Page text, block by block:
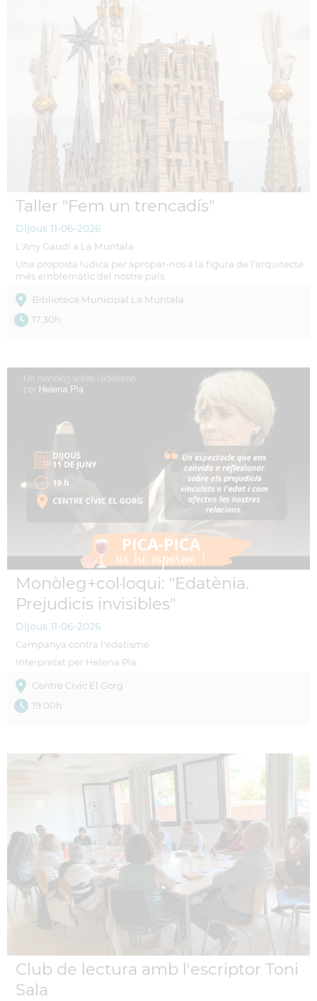
Taller "Fem un trencadís"
Dijous 11-06-2026
L'Any Gaudí a La Muntala
Una proposta lúdica per apropar-nos a la figura de l’arquitecte
més emblemàtic del nostre país.
Biblioteca Municipal La Muntala
17:30h
Monòleg+col·loqui: "Edatènia.
Prejudicis invisibles"
Dijous 11-06-2026
Campanya contra l'edatisme
Interpretat per Helena Pla.
Centre Cívic El Gorg
19:00h
Club de lectura amb l'escriptor Toni
Sala